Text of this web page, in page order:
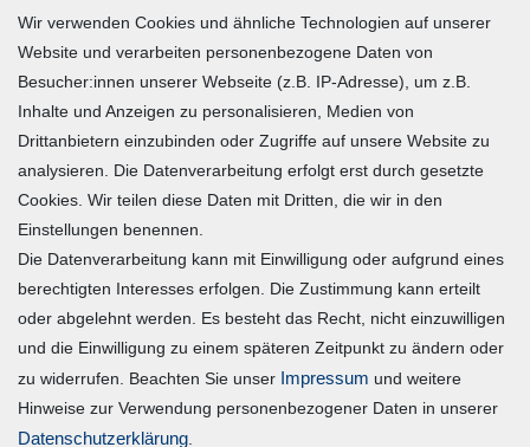
Zahlung und Versand
Widerrufsrecht
Warenkorb
Zur Kasse
Mein Konto
Registrieren
Login
Vertrag widerrufen
Unternehmen
Wir verwenden Cookies und ähnliche Technologien auf unserer
Website und verarbeiten personenbezogene Daten von
Besucher:innen unserer Webseite (z.B. IP-Adresse), um z.B.
Inhalte und Anzeigen zu personalisieren, Medien von
Drittanbietern einzubinden oder Zugriffe auf unsere Website zu
analysieren. Die Datenverarbeitung erfolgt erst durch gesetzte
Cookies. Wir teilen diese Daten mit Dritten, die wir in den
Einstellungen benennen.
Die Datenverarbeitung kann mit Einwilligung oder aufgrund eines
berechtigten Interesses erfolgen. Die Zustimmung kann erteilt
oder abgelehnt werden. Es besteht das Recht, nicht einzuwilligen
und die Einwilligung zu einem späteren Zeitpunkt zu ändern oder
zu widerrufen. Beachten Sie unser Impressum und weitere
Hinweise zur Verwendung personenbezogener Daten in unserer
Daten­schutz­erklärung